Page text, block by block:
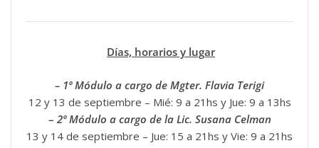
Días, horarios y lugar
– 1º Módulo a cargo de Mgter. Flavia Terigi
12 y 13 de septiembre – Mié: 9 a 21hs y Jue: 9 a 13hs
– 2º Módulo a cargo de la Lic. Susana Celman
13 y 14 de septiembre – Jue: 15 a 21hs y Vie: 9 a 21hs